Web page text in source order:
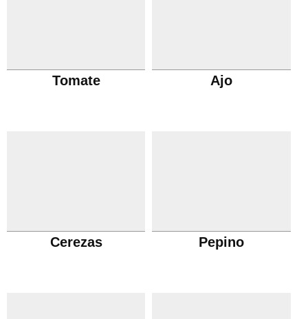
Tomate Ajo
Cerezas Pepino